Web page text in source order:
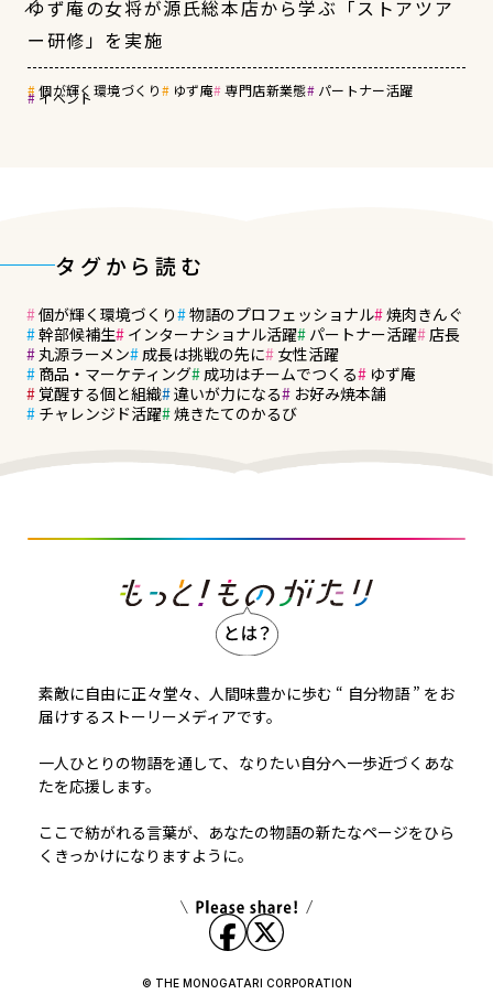
ゆず庵の女将が源氏総本店から学ぶ「ストアツア
ー研修」を実施
個が輝く環境づくり ゆず庵 専門店新業態 パートナー活躍
イベント
タグから読む
個が輝く環境づくり 物語のプロフェッショナル 焼肉きんぐ
幹部候補生
インターナショナル活躍 パートナー活躍 店長
丸源ラーメン
成長は挑戦の先に
女性活躍
商品・マーケティング 成功はチームでつくる
ゆず庵
覚醒する個と組織 違いが力になる
お好み焼本舗
チャレンジド活躍 焼きたてのかるび
素敵に自由に正々堂々、人間味豊かに歩む “ 自分物語 ” をお
届けするストーリーメディアです。
一人ひとりの物語を通して、なりたい自分へ一歩近づくあな
たを応援します。
ここで紡がれる言葉が、あなたの物語の新たなページをひら
くきっかけになりますように。
© THE MONOGATARI CORPORATION